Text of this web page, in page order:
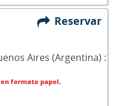
Reservar
Aires (Argentina) :
formato papel.